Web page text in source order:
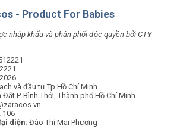
- Product For Babies
nhập khẩu và phân phối độc quyền bởi CTY
và đầu tư Tp.Hồ Chí Minh
P. Bình Thới, Thành phố Hồ Chí Minh.
106
diện: Đào Thị Mai Phương